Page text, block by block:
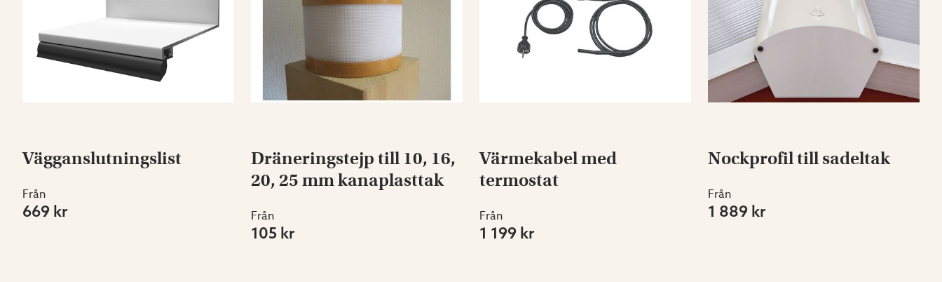
Vägganslutningslist
Från
669 kr
Dräneringstejp till 10, 16,
20, 25 mm kanaplasttak
Från
105 kr
Värmekabel med
termostat
Från
1 199 kr
Nockprofil till sadeltak
Från
1 889 kr